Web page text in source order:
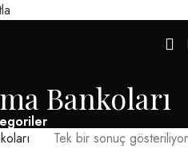
Bankoları
Tek bir sonuç gösteriliyor